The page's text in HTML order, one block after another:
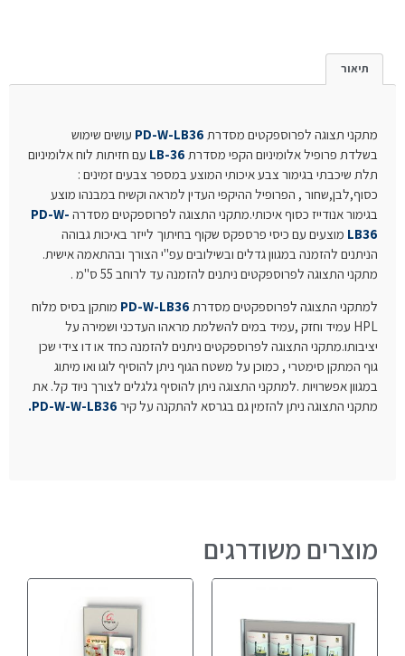
תיאור
מתקני תצוגה לפרוספקטים מסדרת PD-W-LB36 עושים שימוש
בשלדת פרופיל אלומיניום הקפי מסדרת LB-36 עם חזיתות לוח אלומיניום
תלת שיכבתי בגימור צבע איכותי המוצע במספר צבעים זמינים :
כסוף,לבן,שחור , הפרופיל ההיקפי העדין למראה וקשיח במבנהו מוצע
בגימור אנודייז כסוף איכותי.מתקני התצוגה לפרוספקטים מסדרה PD-W-
LB36 מוצעים עם כיסי פרספקס שקוף בחיתוך לייזר באיכות גבוהה
הניתנים להזמנה במגוון גדלים ובשילובים עפ"י הצורך ובהתאמה אישית.
מתקני התצוגה לפרוספקטים ניתנים להזמנה עד לרוחב 55 ס"מ .
למתקני התצוגה לפרוספקטים מסדרת PD-W-LB36 מותקן בסיס מלוח
HPL עמיד וחזק ,עמיד במים להשלמת מראהו העדכני ושמירה על
יציבותו.מתקני התצוגה לפרוספקטים ניתנים להזמנה כחד או דו צידי שכן
גוף המתקן סימטרי , כמוכן על משטח הגוף ניתן להוסיף לוגו ואו מיתוג
במגוון אפשרויות .למתקני התצוגה ניתן להוסיף גלגלים לצורך ניוד קל. את
מתקני התצוגה ניתן להזמין גם בגרסא להתקנה על קיר PD-W-W-LB36.
מוצרים משודרגים